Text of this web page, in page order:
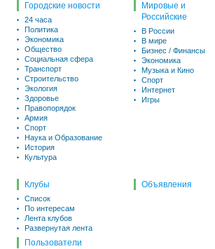
Городские новости
24 часа
Политика
Экономика
Общество
Социальная сфера
Транспорт
Строительство
Экология
Здоровье
Правопорядок
Армия
Спорт
Наука и Образование
История
Культура
Мировые и
Российские
В России
В мире
Бизнес / Финансы
Экономика
Музыка и Кино
Спорт
Интернет
Игры
Клубы
Список
По интересам
Лента клубов
Развернутая лента
Пользователи
Объявления